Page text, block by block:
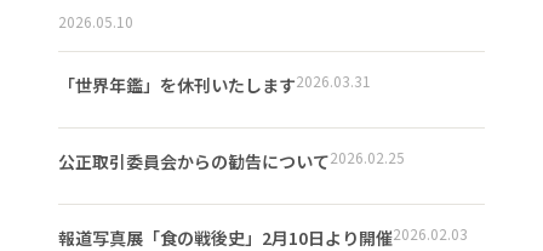
2026.05.10
「世界年鑑」を休刊いたします2026.03.31
公正取引委員会からの勧告について2026.02.25
報道写真展「食の戦後史」2月10日より開催2026.02.03